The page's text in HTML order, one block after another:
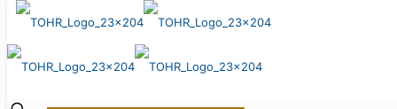
Villa Florstraße
Meerbusch, 2007 - 2008